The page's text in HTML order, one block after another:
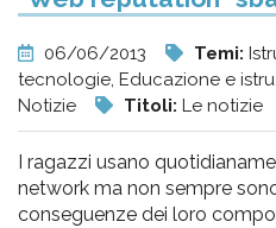
06/06/2013 Temi:
tecnologie, Educazione e
Notizie
Titoli: Le notizie
I ragazzi usano
network ma non sempre
conseguenze dei loro